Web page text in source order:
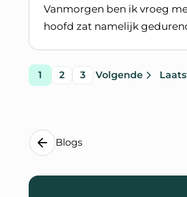
Vanmorgen ben ik vroeg
hoofd zat namelijk
Ga naar
pagina
1 pagina
2 pagina
3 Volgende
pagina
Blogs